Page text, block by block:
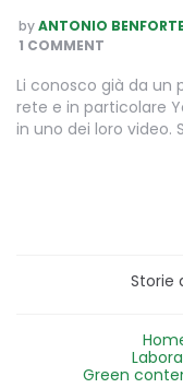
POSTED
BY
byANTONIO BENFORTE
1 COMMENT
Li conosco già da un
rete e in particolare
in uno dei loro video.
Storie
Green